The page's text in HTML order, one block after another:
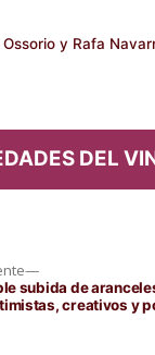
Ossorio y Rafa
DEL
Entrada
siguiente:
subida de
creativos y